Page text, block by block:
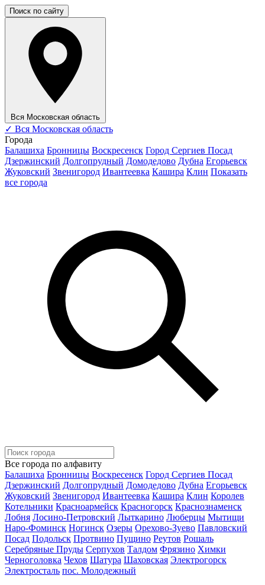
Поиск по сайту
Вся Московская область
✓ Вся Московская область
Города
Балашиха Бронницы Воскресенск Город Сергиев Посад
Дзержинский Долгопрудный Домодедово Дубна Егорьевск
Жуковский Звенигород Ивантеевка Кашира Клин Показать
все города
Все города по алфавиту
Балашиха Бронницы Воскресенск Город Сергиев Посад
Дзержинский Долгопрудный Домодедово Дубна Егорьевск
Жуковский Звенигород Ивантеевка Кашира Клин Королев
Котельники Красноармейск Красногорск Краснознаменск
Лобня Лосино-Петровский Лыткарино Люберцы Мытищи
Наро-Фоминск Ногинск Озеры Орехово-Зуево Павловский
Посад Подольск Протвино Пущино Реутов Рошаль
Серебряные Пруды Серпухов Талдом Фрязино Химки
Черноголовка Чехов Шатура Шаховская Электрогорск
Электросталь пос. Молодежный